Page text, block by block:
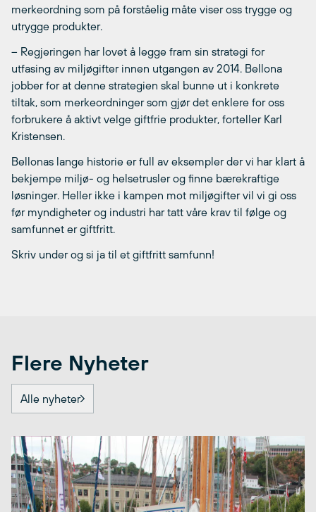
merkeordning som på forståelig måte viser oss trygge og
utrygge produkter.
– Regjeringen har lovet å legge fram sin strategi for
utfasing av miljøgifter innen utgangen av 2014. Bellona
jobber for at denne strategien skal bunne ut i konkrete
tiltak, som merkeordninger som gjør det enklere for oss
forbrukere å aktivt velge giftfrie produkter, forteller Karl
Kristensen.
Bellonas lange historie er full av eksempler der vi har klart å
bekjempe miljø- og helsetrusler og finne bærekraftige
løsninger. Heller ikke i kampen mot miljøgifter vil vi gi oss
før myndigheter og industri har tatt våre krav til følge og
samfunnet er giftfritt.
Skriv under og si ja til et giftfritt samfunn!
Flere Nyheter
Alle nyheter